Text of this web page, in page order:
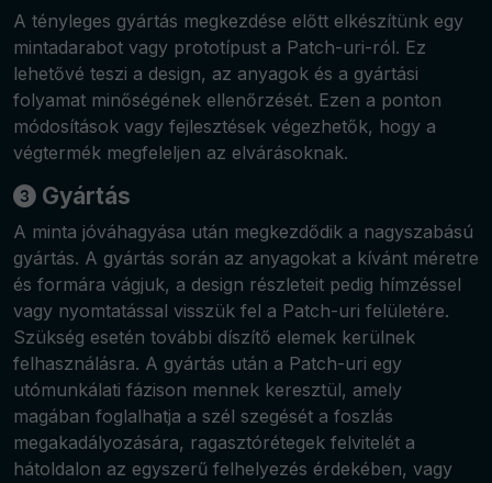
A tényleges gyártás megkezdése előtt elkészítünk egy
mintadarabot vagy prototípust a Patch-uri-ról. Ez
lehetővé teszi a design, az anyagok és a gyártási
folyamat minőségének ellenőrzését. Ezen a ponton
módosítások vagy fejlesztések végezhetők, hogy a
végtermék megfeleljen az elvárásoknak.
Gyártás
A minta jóváhagyása után megkezdődik a nagyszabású
gyártás. A gyártás során az anyagokat a kívánt méretre
és formára vágjuk, a design részleteit pedig hímzéssel
vagy nyomtatással visszük fel a Patch-uri felületére.
Szükség esetén további díszítő elemek kerülnek
felhasználásra. A gyártás után a Patch-uri egy
utómunkálati fázison mennek keresztül, amely
magában foglalhatja a szél szegését a foszlás
megakadályozására, ragasztórétegek felvitelét a
hátoldalon az egyszerű felhelyezés érdekében, vagy